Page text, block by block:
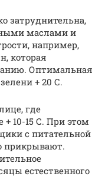
затруднительна,
маслами и
например,
которая
Оптимальная
+ 20 С.
где
+ 10-15 С. При этом
с питательной
прикрывают.
естественного